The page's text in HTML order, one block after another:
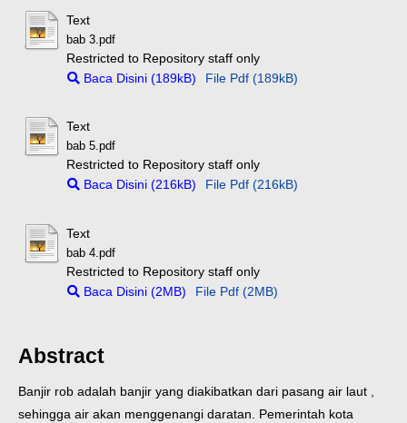
Text
bab 3.pdf
Restricted to Repository staff only
Baca Disini (189kB)
File Pdf (189kB)
Text
bab 5.pdf
Restricted to Repository staff only
Baca Disini (216kB)
File Pdf (216kB)
Text
bab 4.pdf
Restricted to Repository staff only
Baca Disini (2MB)
File Pdf (2MB)
Abstract
Banjir rob adalah banjir yang diakibatkan dari pasang air laut ,
sehingga air akan menggenangi daratan. Pemerintah kota